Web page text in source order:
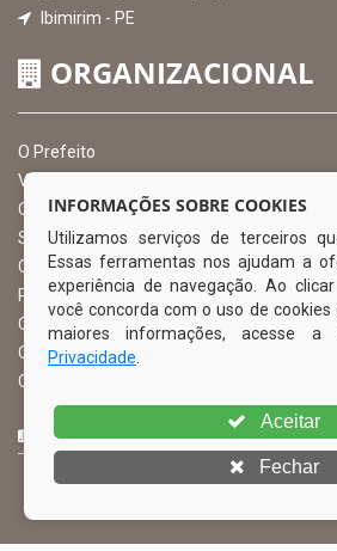
Ibimirim - PE
ORGANIZACIONAL
O Prefeito
Vice Prefeito
Ouvidoria Municipal
Serviço de Informação ao Cidadão – SIC
Chefe de Gabinete
Procuradoria Geral
Órgão de Controle Interno
Organograma
Comissão Permanente de Licitação – CPL
CURTA NOSSA FAN PAGE
INFORMAÇÕES SOBRE COOKIES
Utilizamos serviços de terceiros
Essas ferramentas nos ajudam a
experiência de navegação. Ao
você concorda com o uso de cookies
maiores informações, acesse a
Privacidade
Aceitar
Fechar